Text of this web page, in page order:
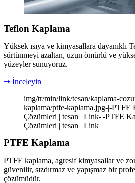
Teflon Kaplama
Yüksek ısıya ve kimyasallara dayanıklı
sürtünmeyi azaltan, uzun ömürlü ve
yüzeyler sunuyoruz.
➞ İnceleyin
img/tr/min/link/tesan/kaplama-
kaplama/ptfe-kaplama.jpg-|-PTFE
Çözümleri | tesan | Link-|-PTFE
Çözümleri | tesan | Link
PTFE Kaplama
PTFE kaplama, agresif kimyasallar ve
güvenilir, sızdırmaz ve yapışmaz bir
çözümüdür.